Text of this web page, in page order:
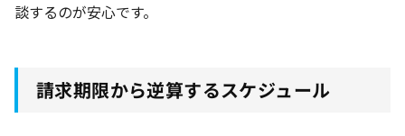
談するのが安心です。
請求期限から逆算するスケジュール